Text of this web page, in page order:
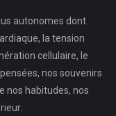
autonomes dont
la tension
cellulaire, le
nos souvenirs
nos habitudes, nos